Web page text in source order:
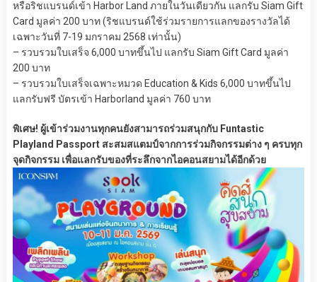
หรือริชแบรนด์เข้า Harbor Land ภายในวันเดียวกัน แลกรับ Siam Gift
Card มูลค่า 200 บาท (ริชแบรนด์ใช้ร่วมรายการแลกของรางวัลได้
เฉพาะวันที่ 7-19 มกราคม 2568 เท่านั้น)
– รวบรวมใบเสร็จ 6,000 บาทขึ้นไป แลกรับ Siam Gift Card มูลค่า
200 บาท
– รวบรวมใบเสร็จเฉพาะหมวด Education & Kids 6,000 บาทขึ้นไป
แลกรับฟรี บัตรเข้า Harborland มูลค่า 760 บาท
พิเศษ! ผู้เข้าร่วมงานทุกคนยังสามารถร่วมสนุกกับ Funtastic
Playland Passport สะสมสแตมป์จากการร่วมกิจกรรมต่าง ๆ ครบทุก
จุดกิจกรรม เพื่อแลกรับของที่ระลึกจากไอคอนสยามได้อีกด้วย